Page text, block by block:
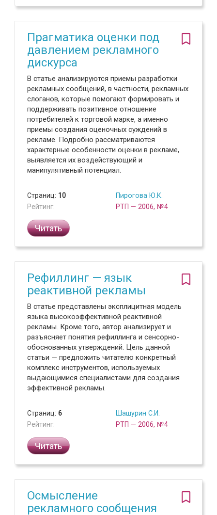
Прагматика оценки под
давлением рекламного
дискурса
В статье анализируются приемы разработки
рекламных сообщений, в частности, рекламных
слоганов, которые помогают формировать и
поддерживать позитивное отношение
потребителей к торговой марке, а именно
приемы создания оценочных суждений в
рекламе. Подробно рассматриваются
характерные особенности оценки в рекламе,
выявляется их воздействующий и
манипулятивный потенциал.
Страниц: 10
Рейтинг:
Пирогова Ю.К.
РТП — 2006, №4
Читать
Рефиллинг — язык
реактивной рекламы
В статье представлены эксплицитная модель
языка высокоэффективной реактивной
рекламы. Кроме того, автор анализирует и
разъясняет понятия рефиллинга и сенсорно-
обоснованных утверждений. Цель данной
статьи — предложить читателю конкретный
комплекс инструментов, используемых
выдающимися специалистами для создания
эффективной рекламы.
Страниц: 6
Рейтинг:
Шашурин С.И.
РТП — 2006, №4
Читать
Осмысление
рекламного сообщения